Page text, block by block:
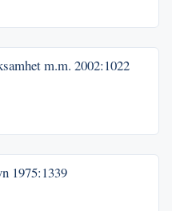
m.m. 2002:1022
1975:1339